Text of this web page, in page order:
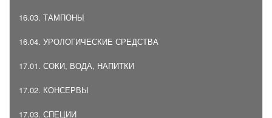
16.03. ТАМПОНЫ
16.04. УРОЛОГИЧЕСКИЕ СРЕДСТВА
17.01. СОКИ, ВОДА, НАПИТКИ
17.02. КОНСЕРВЫ
17.03. СПЕЦИИ